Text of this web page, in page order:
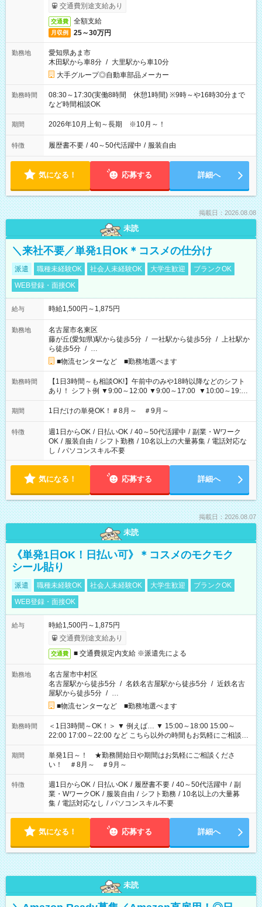
交通費別途支給あり
交通費 全額支給
月収例 25～30万円
勤務地
愛知県あま市
木田駅から車8分 / 大里駅から車10分
大手グループ◎自動車部品メーカー
勤務時間
08:30～17:30(実働8時間 休憩1時間) ※9時～や16時30分まで
など時間相談OK
期間 2026年10月上旬～長期 ※10月～！
特徴 履歴書不要 / 40～50代活躍中 / 服装自由
気になる！ 応募する 詳細へ
掲載日：2026.08.08
未読
＼来社不要／単発1日OK＊コスメの仕分け
派遣 職種未経験OK 社会人未経験OK 大学生歓迎
ブランクOK
WEB登録・面接OK
給与 時給1,500円～1,875円
勤務地
名古屋市名東区
藤が丘(愛知県)駅から徒歩5分 / 一社駅から徒歩5分 / 上社駅か
ら徒歩5分 / …
■物流センターなど ■勤務地選べます
勤務時間
【1日3時間～も相談OK!】午前中のみや18時以降などのシフト
あり！ シフト例 ▼9:00～12:00 ▼9:00～17:00 ▼10:00～19:00
▼18:00～21:00
期間 1日だけの単発OK！＃8月～ ＃9月～
特徴 週1日からOK / 日払いOK / 40～50代活躍中 / 副業・Wワーク
OK / 服装自由 / シフト勤務 / 10名以上の大量募集 / 電話対応な
し / パソコンスキル不要
気になる！ 応募する 詳細へ
掲載日：2026.08.07
未読
《単発1日OK！日払い可》＊コスメのモクモク
シール貼り
派遣 職種未経験OK 社会人未経験OK 大学生歓迎
ブランクOK
WEB登録・面接OK
給与
時給1,500円～1,875円
交通費別途支給あり
交通費 ■ 交通費規定内支給 ※派遣先による
勤務地
名古屋市中村区
名古屋駅から徒歩5分 / 名鉄名古屋駅から徒歩5分 / 近鉄名古
屋駅から徒歩5分 / …
■物流センターなど ■勤務地選べます
勤務時間
＜1日3時間～OK！＞ ▼ 例えば… ▼ 15:00～18:00 15:00～
22:00 17:00～22:00 など こちら以外の時間もお気軽にご相談く
ださい！
期間
単発1日～！ ★勤務開始日や期間はお気軽にご相談くださ
い！ ＃8月～ ＃9月～
特徴 週1日からOK / 日払いOK / 履歴書不要 / 40～50代活躍中 / 副
業・WワークOK / 服装自由 / シフト勤務 / 10名以上の大量募
集 / 電話対応なし / パソコンスキル不要
気になる！ 応募する 詳細へ
未読